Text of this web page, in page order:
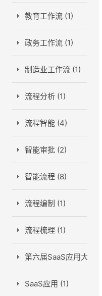
教育工作流 (1)
政务工作流 (1)
制造业工作流 (1)
流程分析 (1)
流程智能 (4)
智能审批 (2)
智能流程 (8)
流程编制 (1)
流程梳理 (1)
第六届SaaS应用大会 (1)
SaaS应用 (1)